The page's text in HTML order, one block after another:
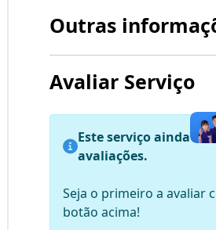
Outras
Avaliar Serviço
Este serviço ainda
avaliações.
Seja o primeiro a avaliar
botão acima!